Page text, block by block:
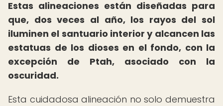
Estas alineaciones están diseñadas para
que, dos veces al año, los rayos del sol
iluminen el santuario interior y alcancen las
estatuas de los dioses en el fondo, con la
excepción de Ptah, asociado con la
oscuridad.
Esta cuidadosa alineación no solo demuestra